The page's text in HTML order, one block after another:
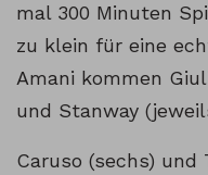
mal 300 Minuten
zu klein für eine
Amani kommen
und Stanway
Caruso (sechs) und